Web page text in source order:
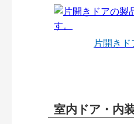
片開きド
室内ドア・内